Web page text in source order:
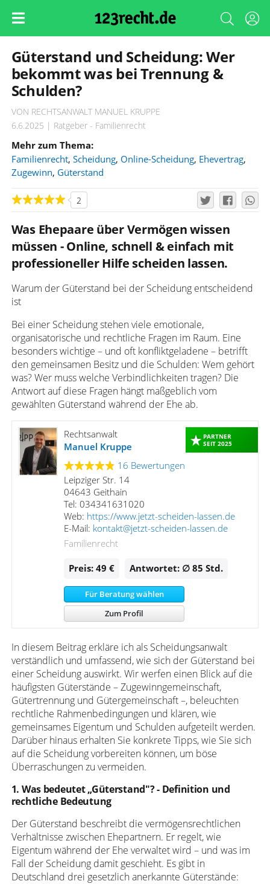
Güterstand und Scheidung: Wer
bekommt was bei Trennung &
Schulden?
VON RECHTSANWALT MANUEL KRUPPE
6.6.2025 | Ratgeber - Familienrecht
Mehr zum Thema:
Familienrecht, Scheidung, Online-Scheidung, Ehevertrag,
Zugewinn, Güterstand
2
Was Ehepaare über Vermögen wissen
müssen - Online, schnell & einfach mit
professioneller Hilfe scheiden lassen.
Warum der Güterstand bei der Scheidung entscheidend
ist
Bei einer Scheidung stehen viele emotionale,
organisatorische und rechtliche Fragen im Raum. Eine
besonders wichtige – und oft konfliktgeladene – betrifft
den gemeinsamen Besitz und die Schulden: Wem gehört
was? Wer muss welche Verbindlichkeiten tragen? Die
Antwort auf diese Fragen hängt maßgeblich vom
gewählten Güterstand während der Ehe ab.
PARTNER
SEIT 2025
Rechtsanwalt
Manuel Kruppe
16 Bewertungen
Leipziger Str. 14
04643 Geithain
Tel: 034341631020
Web: https://www.jetzt-scheiden-lassen.de
E-Mail: kontakt@jetzt-scheiden-lassen.de
Familienrecht
Preis: 49 € Antwortet: ∅ 85Std.
Für Beratung wählen
Zum Profil
In diesem Beitrag erkläre ich als Scheidungsanwalt
verständlich und umfassend, wie sich der Güterstand bei
einer Scheidung auswirkt. Wir werfen einen Blick auf die
häufigsten Güterstände – Zugewinngemeinschaft,
Gütertrennung und Gütergemeinschaft –, beleuchten
rechtliche Rahmenbedingungen und klären, wie
gemeinsames Eigentum und Schulden aufgeteilt werden.
Darüber hinaus erhalten Sie konkrete Tipps, wie Sie sich
auf die Scheidung vorbereiten können, um böse
Überraschungen zu vermeiden.
1. Was bedeutet „Güterstand"? - Definition und
rechtliche Bedeutung
Der Güterstand beschreibt die vermögensrechtlichen
Verhältnisse zwischen Ehepartnern. Er regelt, wie
Eigentum während der Ehe verwaltet wird – und was im
Fall der Scheidung damit geschieht. Es gibt in
Deutschland drei gesetzlich anerkannte Güterstände: